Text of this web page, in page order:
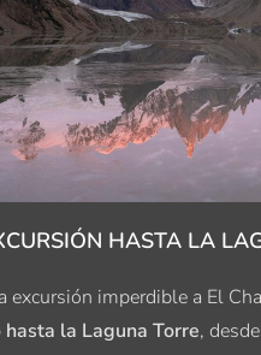
HASTA LA
excursión imperdible a El
hasta la Laguna Torre,